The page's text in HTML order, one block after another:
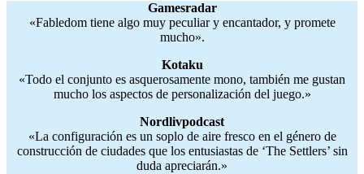
Gamesradar
«Fabledom tiene algo muy peculiar y encantador, y promete
mucho».
Kotaku
«Todo el conjunto es asquerosamente mono, también me gustan
mucho los aspectos de personalización del juego.»
Nordlivpodcast
«La configuración es un soplo de aire fresco en el género de
construcción de ciudades que los entusiastas de ‘The Settlers’ sin
duda apreciarán.»